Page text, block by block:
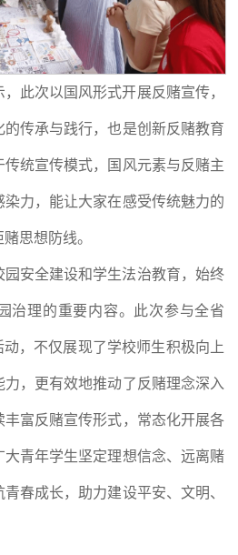
此次以国风形式开展反赌宣传，
传承与践行，也是创新反赌教育
统宣传模式，国风元素与反赌主
力，能让大家在感受传统魅力的
思想防线。
园安全建设和学生法治教育，始终
治理的重要内容。此次参与全省
，不仅展现了学校师生积极向上
，更有效地推动了反赌理念深入
丰富反赌宣传形式，常态化开展各
青年学生坚定理想信念、远离赌
春成长，助力建设平安、文明、